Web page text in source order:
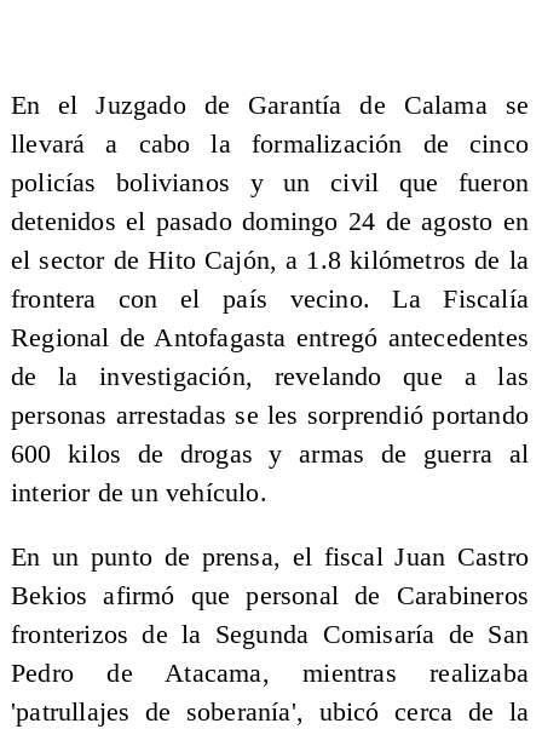
En el Juzgado de Garantía de Calama se
llevará a cabo la formalización de cinco
policías bolivianos y un civil que fueron
detenidos el pasado domingo 24 de agosto en
el sector de Hito Cajón, a 1.8 kilómetros de la
frontera con el país vecino. La Fiscalía
Regional de Antofagasta entregó antecedentes
de la investigación, revelando que a las
personas arrestadas se les sorprendió portando
600 kilos de drogas y armas de guerra al
interior de un vehículo.
En un punto de prensa, el fiscal Juan Castro
Bekios afirmó que personal de Carabineros
fronterizos de la Segunda Comisaría de San
Pedro de Atacama, mientras realizaba
'patrullajes de soberanía', ubicó cerca de la